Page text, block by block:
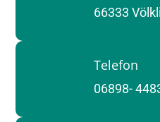
66333
Telefon
06898-